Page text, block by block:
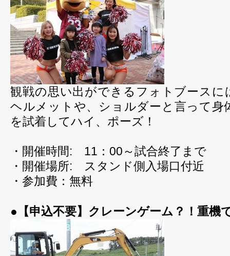
観戦の思い出ができるフォトブースに
ヘルメットや、ショルダーと言って身
を試着してハイ、ポーズ！
・開催時間: 11：00～試合終了まで
・開催場所: スタンド側入場口付近
・参加費：無料
●【申込不要】クレーンゲーム？！重機